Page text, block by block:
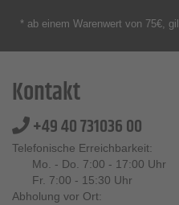
* ab einem Warenwert von 75€,
Kontakt
+49 40 731036 00
Telefonische Erreichbarkeit:
Mo. - Do. 7:00 - 17:00 Uhr
Fr. 7:00 - 15:30 Uhr
Abholung vor Ort: